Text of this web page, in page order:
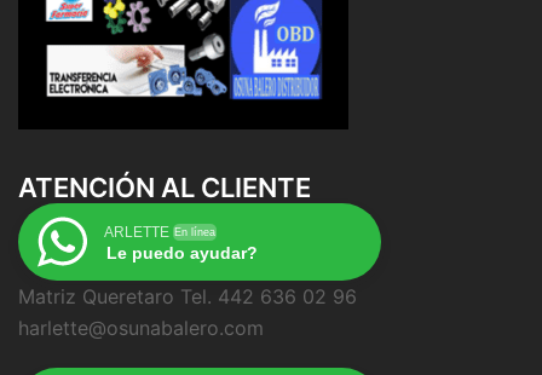
ATENCIÓN AL CLIENTE
ARLETTE En línea
Le puedo ayudar?
Matriz Queretaro Tel. 442 636 02 96
harlette@osunabalero.com